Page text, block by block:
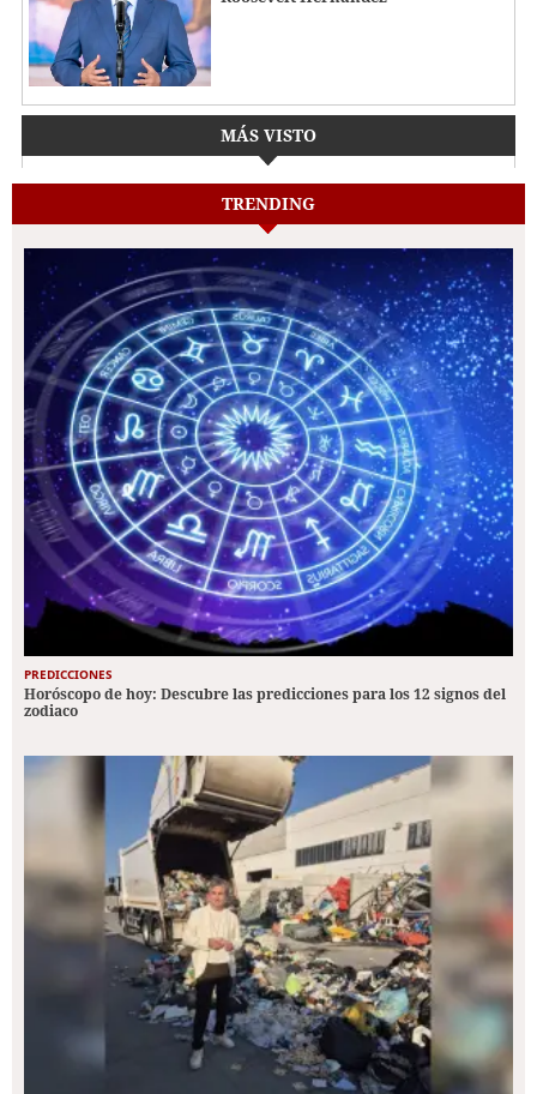
MÁS VISTO
TRENDING
PREDICCIONES
Horóscopo de hoy: Descubre las predicciones para los 12 signos del
zodiaco